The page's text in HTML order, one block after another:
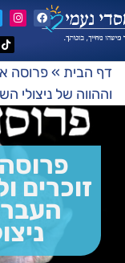
דף הבית »פרוסה
וההווה של ניצולי
זוכרים